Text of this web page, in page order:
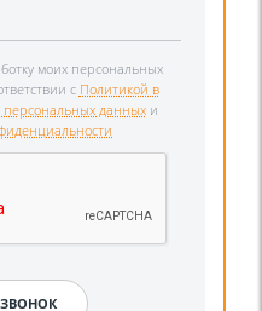
моих персональных
с Политикой в
данныхи